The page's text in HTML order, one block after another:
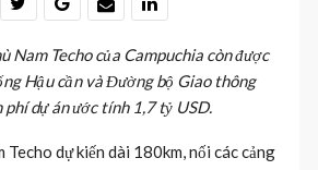
Nam Techo của Campuchia còn được
Hậu cần và Đường bộ Giao thông
phí dự án ước tính 1,7 tỷ USD.
Techo dự kiến dài 180km, nối các cảng